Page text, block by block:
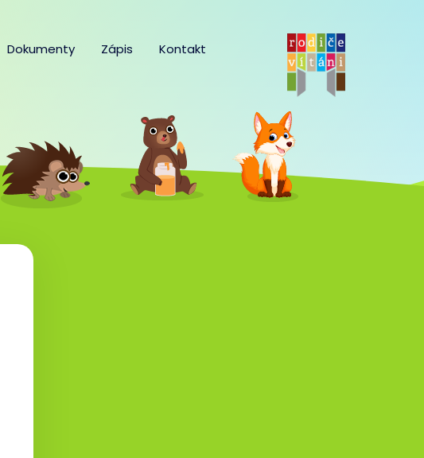
Dokumenty Zápis Kontakt